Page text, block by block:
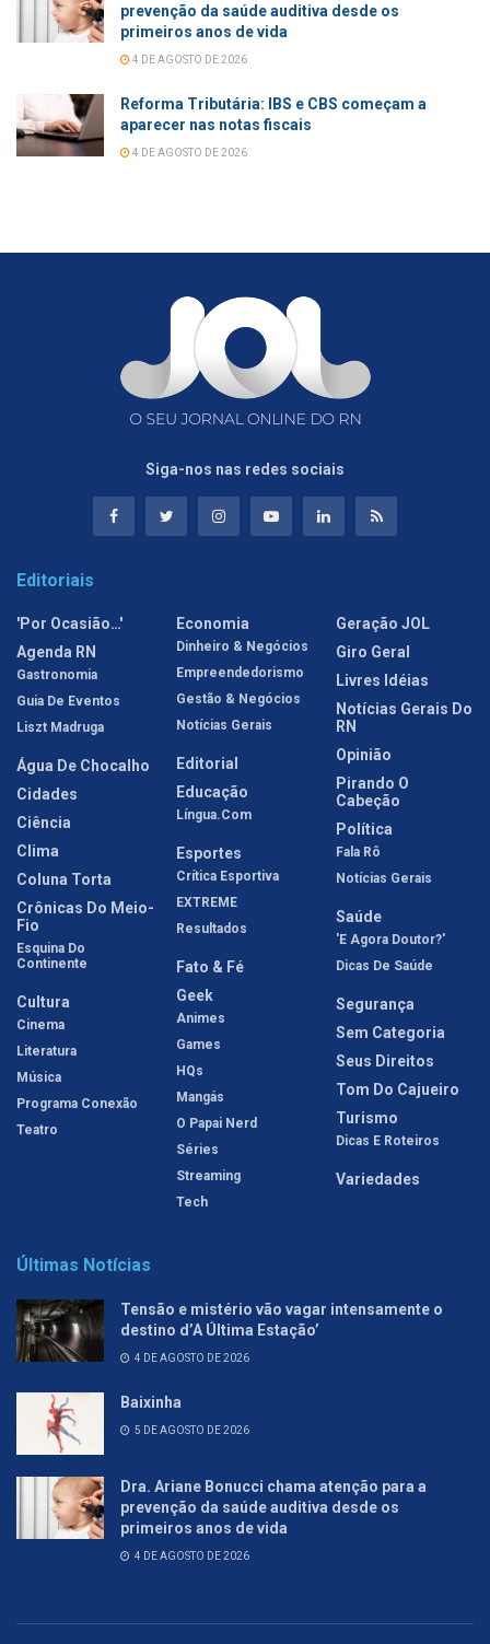
prevenção da saúde auditiva desde os
primeiros anos de vida
4 DE AGOSTO DE 2026
Reforma Tributária: IBS e CBS começam a
aparecer nas notas fiscais
4 DE AGOSTO DE 2026
Siga-nos nas redes sociais
Editoriais
'Por Ocasião…'
Agenda RN
Gastronomia
Guia De Eventos
Liszt Madruga
Água De Chocalho
Cidades
Ciência
Clima
Coluna Torta
Crônicas Do Meio-
Fio
Esquina Do
Continente
Cultura
Cinema
Literatura
Música
Programa Conexão
Teatro
Economia
Dinheiro & Negócios
Empreendedorismo
Gestão & Negócios
Notícias Gerais
Editorial
Educação
Língua.com
Esportes
Crítica Esportiva
EXTREME
Resultados
Fato & Fé
Geek
Animes
Games
HQs
Mangás
O Papai Nerd
Séries
Streaming
Tech
Geração JOL
Giro Geral
Livres Idéias
Notícias Gerais Do
RN
Opinião
Pirando O
Cabeção
Política
Fala Rô
Notícias Gerais
Saúde
'E Agora Doutor?'
Dicas De Saúde
Segurança
Sem Categoria
Seus Direitos
Tom Do Cajueiro
Turismo
Dicas E Roteiros
Variedades
Últimas Notícias
Tensão e mistério vão vagar intensamente o
destino d’A Última Estação’
4 DE AGOSTO DE 2026
Baixinha
5 DE AGOSTO DE 2026
Dra. Ariane Bonucci chama atenção para a
prevenção da saúde auditiva desde os
primeiros anos de vida
4 DE AGOSTO DE 2026